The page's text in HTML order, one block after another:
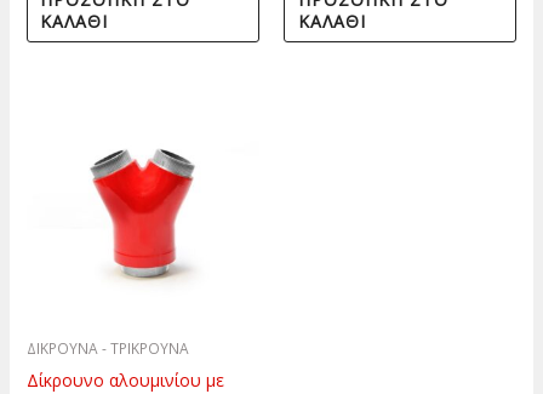
ΚΑΛΆΘΙ
ΚΑΛΆΘΙ
ΔΙΚΡΟΥΝΑ - ΤΡΙΚΡΟΥΝΑ
Δίκρουνο αλουμινίου με